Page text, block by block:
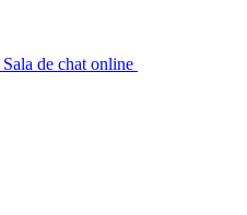
Sala de chat online